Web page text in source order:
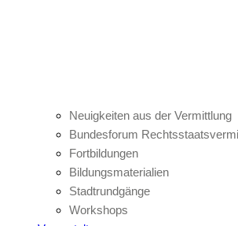
Neuigkeiten aus der Vermittlung
Bundesforum
Fortbildungen
Bildungsmaterialien
Stadtrundgänge
Workshops